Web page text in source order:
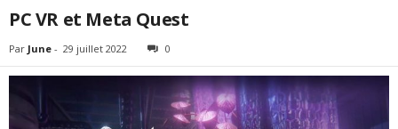
PC VR et Meta Quest
Par June - 29 juillet 2022 0